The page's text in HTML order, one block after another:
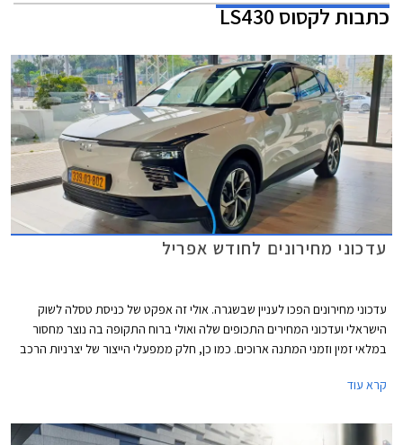
כתבותלקסוס LS430
עדכוני מחירונים לחודש אפריל
עדכוני מחירונים הפכו לעניין שבשגרה. אולי זה אפקט של כניסת טסלה לשוק
הישראלי ועדכוני המחירים התכופים שלה ואולי ברוח התקופה בה נוצר מחסור
במלאי זמין וזמני המתנה ארוכים. כמו כן, חלק ממפעלי הייצור של יצרניות הרכב
קרא עוד